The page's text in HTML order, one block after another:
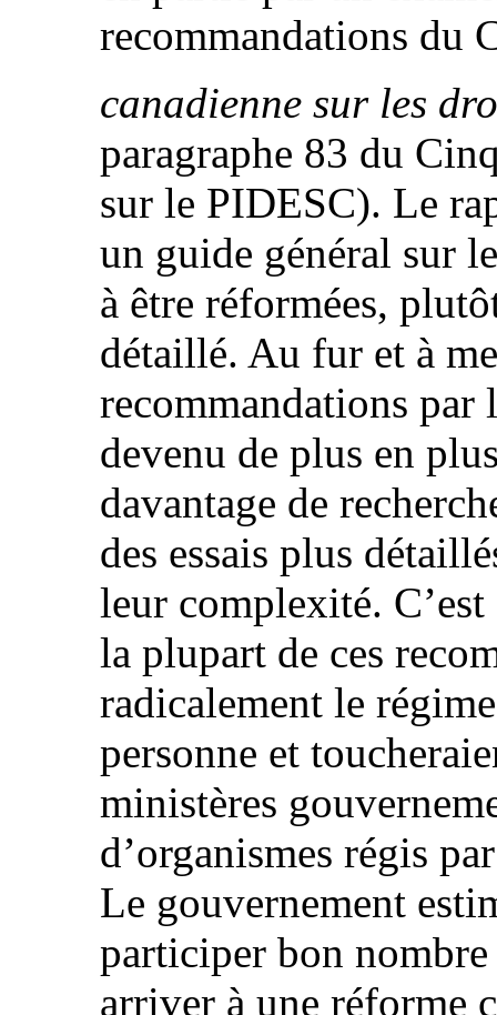
recommandations du
canadienne sur les
paragraphe 83 du
sur le PIDESC). Le
un guide général sur
à être réformées,
détaillé. Au fur et à
recommandations par
devenu de plus en
davantage de
des essais plus
leur complexité.
la plupart de ces
radicalement le
personne et
ministères
d’organismes régis
Le gouvernement
participer bon nombre
arriver à une réforme